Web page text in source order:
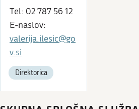
Tel: 02 787 56 12
E-naslov:
valerija.ilesic@go
v.si
Direktorica